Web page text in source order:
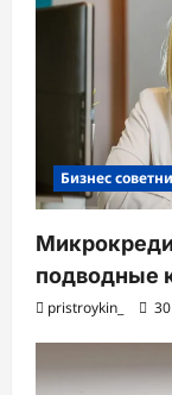
Бизнес
подводные
pristroykin_